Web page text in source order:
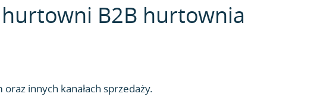
B2B hurtownia
innych kanałach sprzedaży.